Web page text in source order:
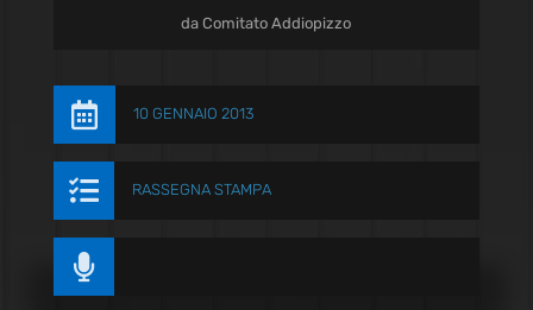
daComitato Addiopizzo
 10 GENNAIO 2013
 RASSEGNA STAMPA
